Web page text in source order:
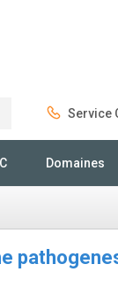
Service
Domaines